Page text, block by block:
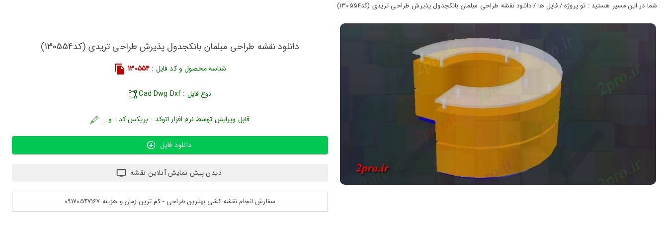
حساب
کاربری
شما در این مسیر هستید : تو پروژه / فایل ها / دانلود نقشه طراحی مبلمان بانکجدول پذیرش طراحی تریدی (کد130554)
دانلود نقشه طراحی مبلمان بانکجدول پذیرش طراحی تریدی (کد130554)
شناسه محصول و کد فایل : 130554
نوع فایل : Cad Dwg Dxf
قابل ویرایش توسط نرم افزار اتوکد - بریکس کد - و ...
دانلود فایل
دیدن پیش نمایش آنلاین نقشه
سفارش انجام نقشه کشی بهترین طراحی - کم ترین زمان و هزینه 09170547167